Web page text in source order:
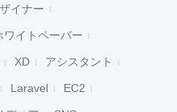
イナー
ワイトペーパー
XD アシスタント
Laravel EC2